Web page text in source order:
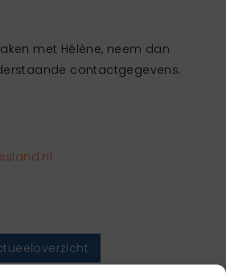
met Hélène, neem dan
contactgegevens.